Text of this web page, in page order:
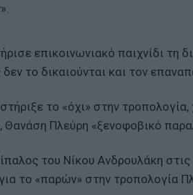
επικοινωνιακό παιχνίδι τη
το δικαιούνται και τον
το «όχι» στην τροπολογία,
Θανάση Πλεύρη «ξενοφοβικό
του Νίκου Ανδρουλάκη
το «παρών» στην τροπολογία